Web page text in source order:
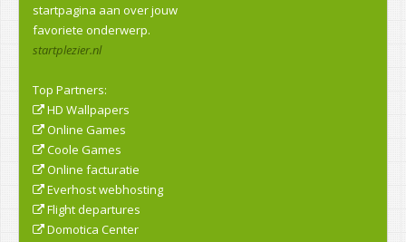
startpagina aan over jouw
favoriete onderwerp.
startplezier.nl
Top Partners:
HD Wallpapers
Online Games
Coole Games
Online facturatie
Everhost webhosting
Flight departures
Domotica Center